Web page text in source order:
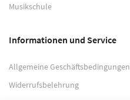
Musikschule
Informationen und Service
Allgemeine Geschäftsbedingungen
Widerrufsbelehrung